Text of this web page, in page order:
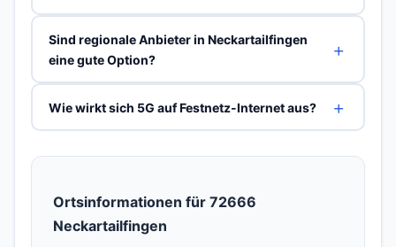
Sind regionale Anbieter in Neckartailfingen
eine gute Option?
Wie wirkt sich 5G auf Festnetz-Internet aus?
Ortsinformationen für 72666
Neckartailfingen